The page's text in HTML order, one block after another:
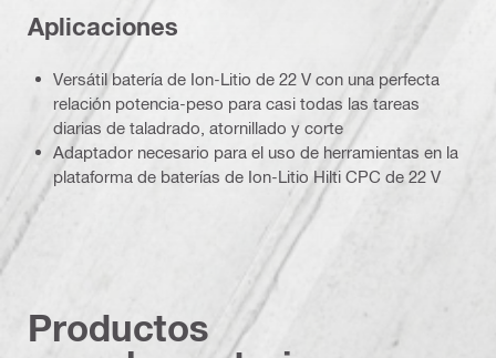
Aplicaciones
Versátil batería de Ion-Litio de 22 V con una perfecta
relación potencia-peso para casi todas las tareas
diarias de taladrado, atornillado y corte
Adaptador necesario para el uso de herramientas en la
plataforma de baterías de Ion-Litio Hilti CPC de 22 V
Productos